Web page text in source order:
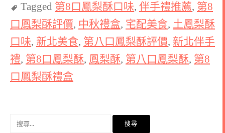
Tagged 第8口鳳梨酥口味, 伴手禮推薦, 第8
口鳳梨酥評價, 中秋禮盒, 宅配美食, 土鳳梨酥
口味, 新北美食, 第八口鳳梨酥評價, 新北伴手
禮, 第8口鳳梨酥, 鳳梨酥, 第八口鳳梨酥, 第8
口鳳梨酥禮盒